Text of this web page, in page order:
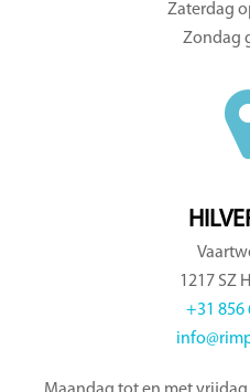
Zaterdag
Zondag
1217 SZ
+31 856